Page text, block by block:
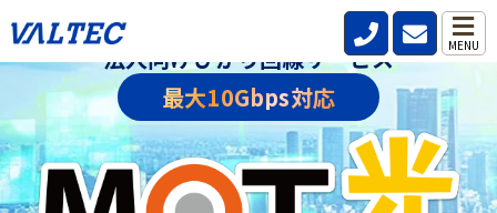
MENU
法人向けひかり回線サービス
最大10Gbps対応